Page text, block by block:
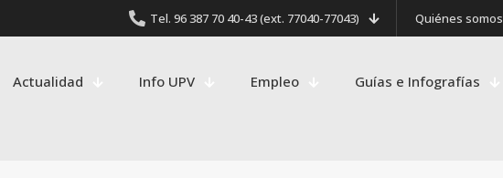
Tel. 96 387 70 40-43 (ext. 77040-77043) Quiénes somos
Actualidad Info UPV Empleo Guías e Infografías